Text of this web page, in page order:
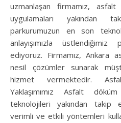
uzmanlaşan firmamız,
uygulamaları yakından
parkurumuzun en son
anlayışımızla
ediyoruz. Firmamız, Ankara
nesil çözümler sunarak
hizmet vermektedir.
Yaklaşımımız Asfalt
teknolojileri yakından takip
verimli ve etkili yöntemleri